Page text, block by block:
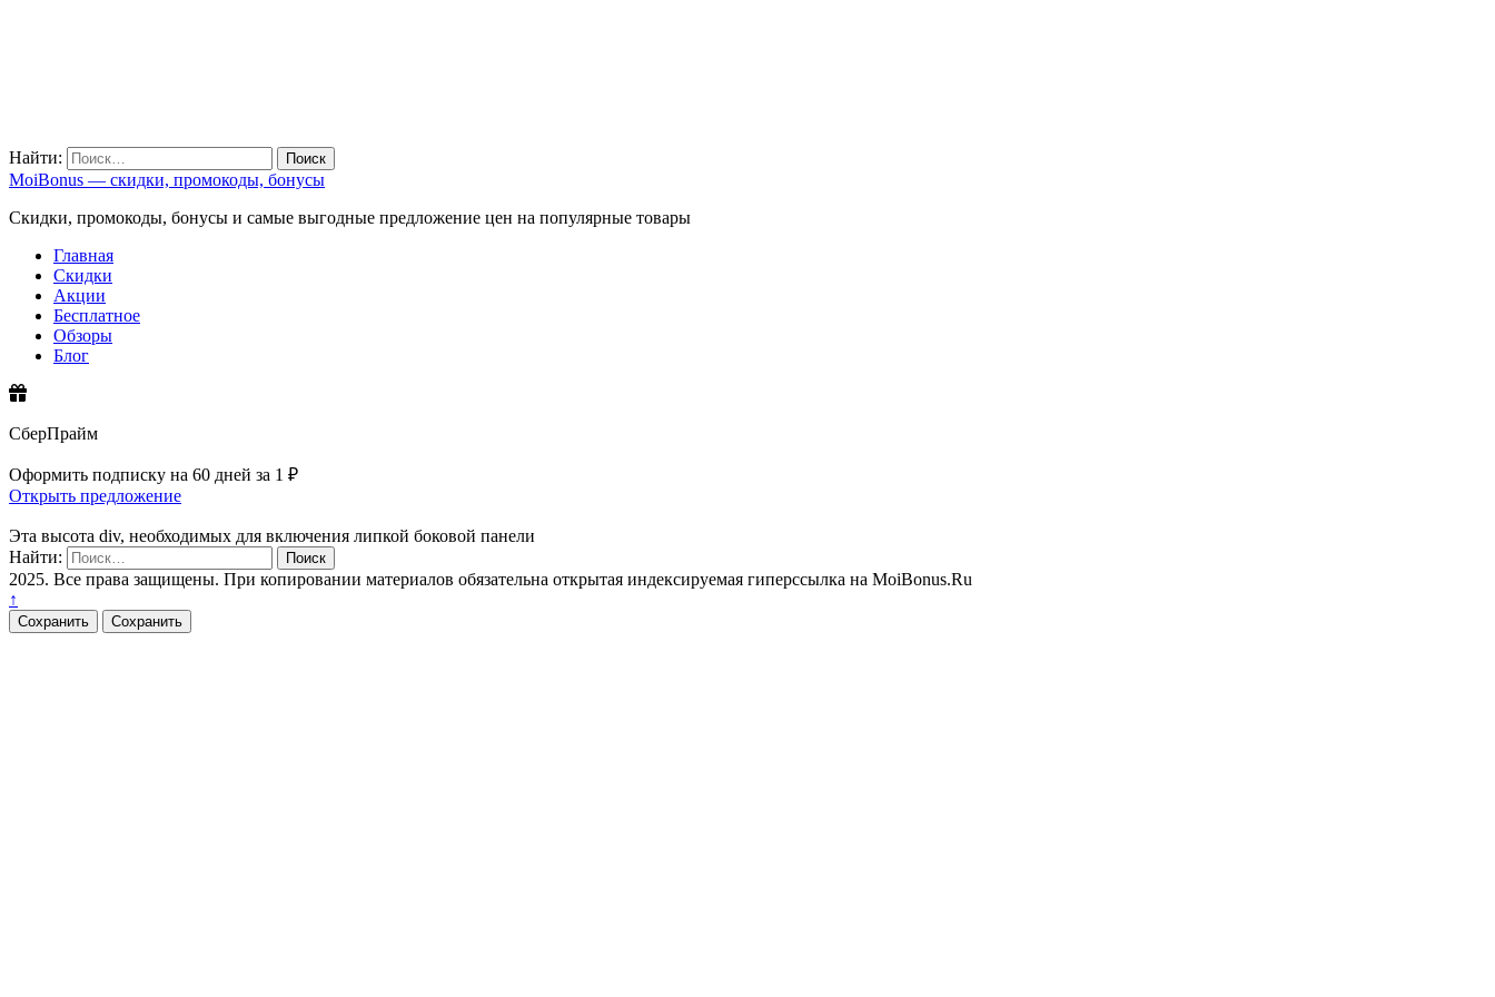
Найти:
MoiBonus — скидки, промокоды, бонусы
Скидки, промокоды, бонусы и самые выгодные предложение цен на популярные товары
Главная
Скидки
Акции
Бесплатное
Обзоры
Блог
СберПрайм
Оформить подписку на 60 дней за 1 ₽
Открыть предложение
Эта высота div, необходимых для включения липкой боковой панели
Найти:
2025. Все права защищены. При копировании материалов обязательна открытая индексируемая гиперссылка на MoiBonus.Ru
↑